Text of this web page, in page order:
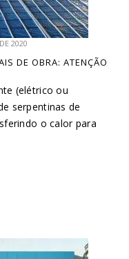
2020
DE OBRA: ATENÇÃO
(elétrico ou
serpentinas de
o calor para